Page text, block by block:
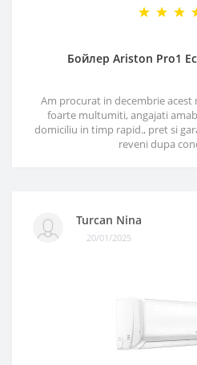
Бойлер Ariston Pro1
Am procurat in decembrie
foarte multumiti, angajati
domiciliu in timp rapid., pret si
reveni dupa
Turcan Nina
20/01/2025